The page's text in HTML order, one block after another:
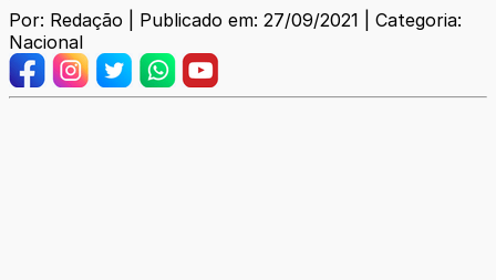
Por: Redação | Publicado em: 27/09/2021 | Categoria:
Nacional